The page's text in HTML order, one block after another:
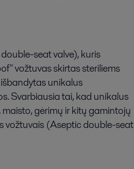
seat valve), kuris
vožtuvas skirtas steriliems
unikalus
Svarbiausia tai, kad unikalus
gėrimų ir kitų gamintojų
vožtuvais (Aseptic double-seat